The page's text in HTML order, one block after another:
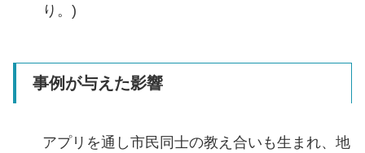
り。)
事例が与えた影響
アプリを通し市民同士の教え合いも生まれ、地